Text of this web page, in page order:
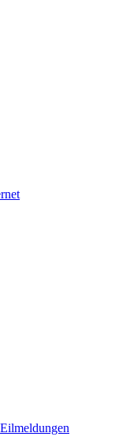
Eilmeldungen